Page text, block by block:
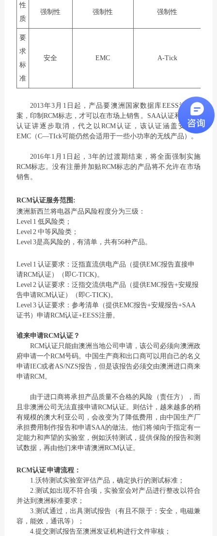
性
质
强制性 强制性 强制性
要
求
标
准
安全 EMC A-Tick
2013年3月1日起，产品要澳洲国家数据库EESS注册备
案，印制RCM标志，才可以在市场上销售。SAA认证和C-Tick
认证讲逐步取消，代之以RCM认证，该认证涵盖安规和
EMC（C—TIck可能仍然会适用于一些小功率的无线产品）。
2016年1月1日起，3年的过渡期结束，将全面强制实施
RCM标志。没有注册并加贴RCM标志的产品将不允许在市场
销售。
RCM认证服务范围:
澳洲新西兰将电器产品风险程度分为三级：
Level 1 低风险类；
Level 2 中等风险类；
Level 3是高风险的，有清单，共有56种产品。
Level 1 认证要求：泛指直流供电产品（提供EMC报告直接申
请RCM认证）（即C-TICK)。
Level 2 认证要求：泛指交流供电产品（提供EMC报告+安规报
告申请RCM认证）（即C-TICK)。
Level 3 认证要求：参考清单（提供EMC报告+安规报告+SAA
证书）申请RCM认证+EESS注册。
谁来申请RCM认证？
RCM认证只能由澳洲当地公司申请，该公司必须向澳洲政
府申请一个RCM号码。中国生产商和出口商可以用自己的名义
申请IEC或者AS/NZS报告，但是该报告必须交由澳洲进口商来
申请RCM。
由于进口商将承担产品质量不合格的风险（责任方），而
且非澳洲公司无法直接申请RCM认证。则估计，越来越多的稍
有规模的澳大利亚公司，会改变为了降低费用，由中国生产厂
承担费用制作报告和申请SAA的做法。他们将倾向于指定有一
定能力和声望的实验室，例如沃特测试，提供保险的报告和测
试数据，再由他们来申请澳洲RCM认证。
RCM认证 申请流程：
1.沃特测试实验室评估产品，确定执行的测试标准；
2.测试如出现不符合项，实验室会对产品进行整改以符合
并达到澳洲标准要求；
3.测试通过，出具测试报告（有且不限于：安全，电磁兼
容，能效，通讯等）；
4.提交测试报告至澳洲发证机构进行文件审核；